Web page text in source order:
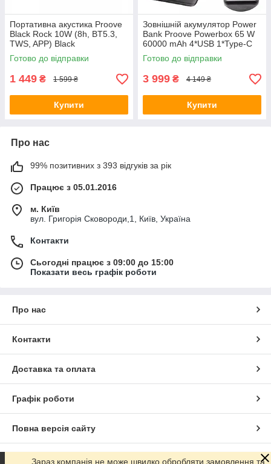
Портативна акустика Proove
Black Rock 10W (8h, BT5.3,
TWS, APP) Black
Готово до відправки
1 449 ₴ 1 599 ₴
Купити
Зовнішній акумулятор Power
Bank Proove Powerbox 65 W
60000 mAh 4*USB 1*Type-C
Black
Готово до відправки
3 999 ₴ 4 149 ₴
Купити
Про нас
99% позитивних з 393 відгуків за рік
Працює з 05.01.2016
м. Київ
вул. Григорія Сковороди,1, Київ, Україна
Контакти
Сьогодні працює з 09:00 до 15:00
Показати весь графік роботи
Про нас
Контакти
Доставка та оплата
Графік роботи
Повна версія сайту
Сайт створено на маркетплейсіProm.ua
Зараз компанія не може швидко обробляти замовлення та